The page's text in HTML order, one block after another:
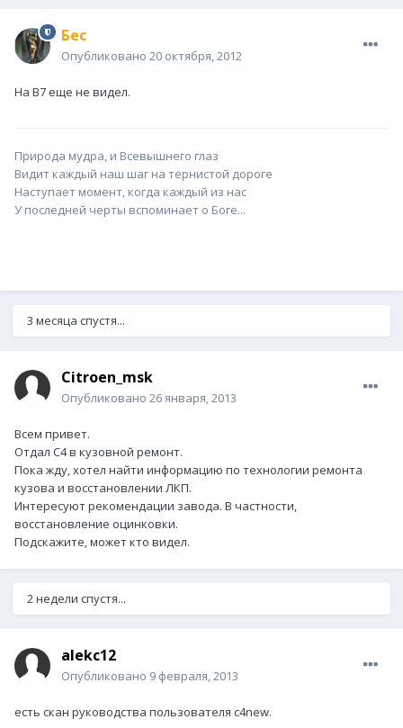
Бес
Опубликовано 20 октября, 2012
На В7 еще не видел.
Природа мудра, и Всевышнего глаз
Видит каждый наш шаг на тернистой дороге
Наступает момент, когда каждый из нас
У последней черты вспоминает о Боге...
3 месяца спустя...
Citroen_msk
Опубликовано 26 января, 2013
Всем привет.
Отдал С4 в кузовной ремонт.
Пока жду, хотел найти информацию по технологии ремонта
кузова и восстановлении ЛКП.
Интересуют рекомендации завода. В частности,
восстановление оцинковки.
Подскажите, может кто видел.
2 недели спустя...
alekc12
Опубликовано 9 февраля, 2013
есть скан руководства пользователя с4new.